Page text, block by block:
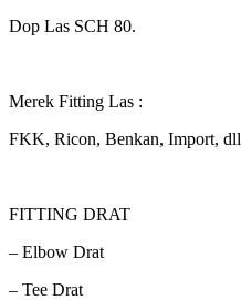
Dop Las SCH 80.
Merek Fitting Las :
FKK, Ricon, Benkan, Import, dll
FITTING DRAT
– Elbow Drat
– Tee Drat